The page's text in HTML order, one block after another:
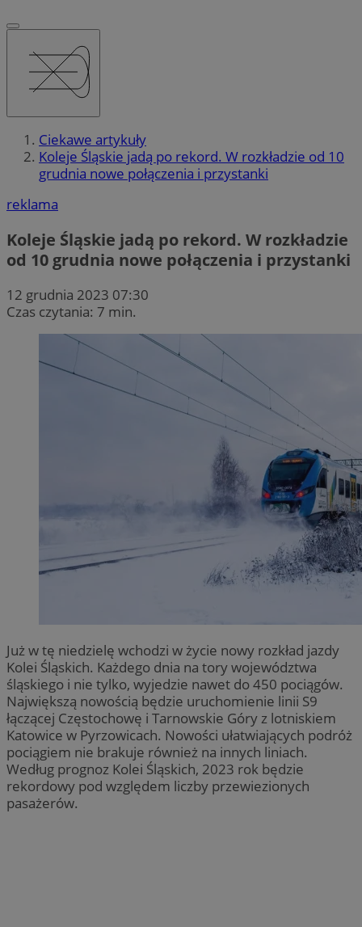
Ciekawe artykuły
Koleje Śląskie jadą po rekord. W rozkładzie od 10
grudnia nowe połączenia i przystanki
reklama
Koleje Śląskie jadą po rekord. W rozkładzie
od 10 grudnia nowe połączenia i przystanki
12 grudnia 2023 07:30
Czas czytania: 7 min.
Już w tę niedzielę wchodzi w życie nowy rozkład jazdy
Kolei Śląskich. Każdego dnia na tory województwa
śląskiego i nie tylko, wyjedzie nawet do 450 pociągów.
Największą nowością będzie uruchomienie linii S9
łączącej Częstochowę i Tarnowskie Góry z lotniskiem
Katowice w Pyrzowicach. Nowości ułatwiających podróż
pociągiem nie brakuje również na innych liniach.
Według prognoz Kolei Śląskich, 2023 rok będzie
rekordowy pod względem liczby przewiezionych
pasażerów.